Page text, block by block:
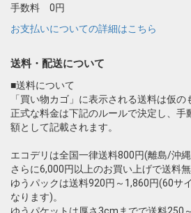
手数料 0円
お支払いについての詳細はこちら
送料・配送について
■送料について
「買い物カゴ」に表示される送料は仮の
正式な料金は下記のルールで決定し、手
額として記載されます。
エコデリは全国一律送料800円(離島/沖
さらに6,000円以上のお買い上げで送料
ゆうパックは送料920円～1,860円(60サ
なります)。